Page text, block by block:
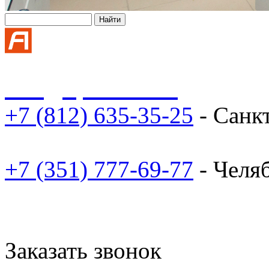
+7 (812) 635-35-25 -
+7 (351) 777-69-77 -
Заказать звонок